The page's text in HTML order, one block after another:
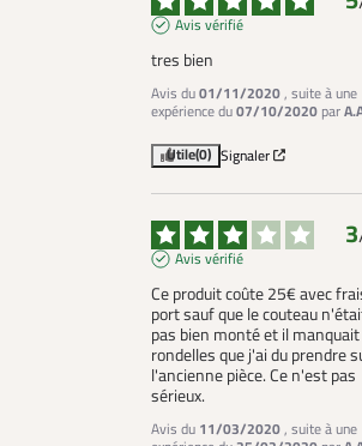
Avis vérifié
tres bien
Avis du01/11/2020, suite à une
expérience du07/10/2020 par
Utile(0) Signaler
3
Avis vérifié
Ce produit coûte 25€ avec
port sauf que le couteau
pas bien monté et il
rondelles que j'ai du prendre
l'ancienne pièce. Ce n'est pas
sérieux.
Avis du 11/03/2020, suite à une